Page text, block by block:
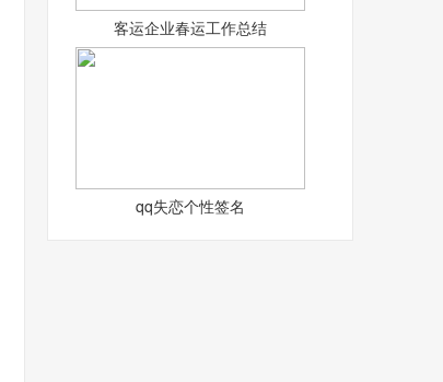
客运企业春运工作总结
qq失恋个性签名